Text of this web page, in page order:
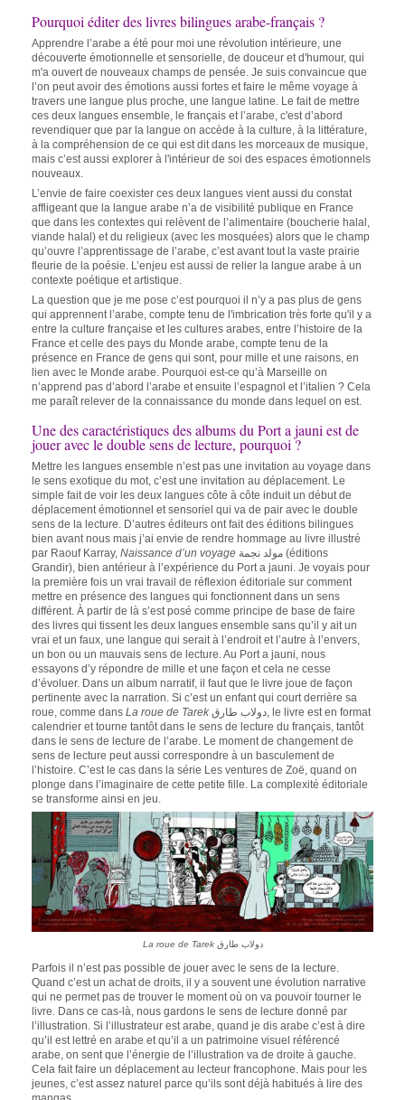
Pourquoi éditer des livres bilingues arabe-français ?
Apprendre l’arabe a été pour moi une révolution intérieure, une
découverte émotionnelle et sensorielle, de douceur et d'humour, qui
m'a ouvert de nouveaux champs de pensée. Je suis convaincue que
l’on peut avoir des émotions aussi fortes et faire le même voyage à
travers une langue plus proche, une langue latine. Le fait de mettre
ces deux langues ensemble, le français et l’arabe, c'est d’abord
revendiquer que par la langue on accède à la culture, à la littérature,
à la compréhension de ce qui est dit dans les morceaux de musique,
mais c’est aussi explorer à l'intérieur de soi des espaces émotionnels
nouveaux.
L’envie de faire coexister ces deux langues vient aussi du constat
affligeant que la langue arabe n’a de visibilité publique en France
que dans les contextes qui relèvent de l’alimentaire (boucherie halal,
viande halal) et du religieux (avec les mosquées) alors que le champ
qu’ouvre l’apprentissage de l’arabe, c’est avant tout la vaste prairie
fleurie de la poésie. L’enjeu est aussi de relier la langue arabe à un
contexte poétique et artistique.
La question que je me pose c’est pourquoi il n’y a pas plus de gens
qui apprennent l’arabe, compte tenu de l'imbrication très forte qu'il y a
entre la culture française et les cultures arabes, entre l’histoire de la
France et celle des pays du Monde arabe, compte tenu de la
présence en France de gens qui sont, pour mille et une raisons, en
lien avec le Monde arabe. Pourquoi est-ce qu’à Marseille on
n’apprend pas d’abord l’arabe et ensuite l’espagnol et l’italien ? Cela
me paraît relever de la connaissance du monde dans lequel on est.
Une des caractéristiques des albums du Port a jauni est de
jouer avec le double sens de lecture, pourquoi ?
Mettre les langues ensemble n’est pas une invitation au voyage dans
le sens exotique du mot, c’est une invitation au déplacement. Le
simple fait de voir les deux langues côte à côte induit un début de
déplacement émotionnel et sensoriel qui va de pair avec le double
sens de la lecture. D’autres éditeurs ont fait des éditions bilingues
bien avant nous mais j’ai envie de rendre hommage au livre illustré
par Raouf Karray, Naissance d’un voyage
Grandir), bien antérieur à l’expérience du Port a jauni. Je voyais pour
la première fois un vrai travail de réflexion éditoriale sur comment
mettre en présence des langues qui fonctionnent dans un sens
différent. À partir de là s’est posé comme principe de base de faire
des livres qui tissent les deux langues ensemble sans qu’il y ait un
vrai et un faux, une langue qui serait à l’endroit et l’autre à l’envers,
un bon ou un mauvais sens de lecture. Au Port a jauni, nous
essayons d’y répondre de mille et une façon et cela ne cesse
d’évoluer. Dans un album narratif, il faut que le livre joue de façon
pertinente avec la narration. Si c’est un enfant qui court derrière sa
roue, comme dans La roue de Tarek
calendrier et tourne tantôt dans le sens de lecture du français, tantôt
dans le sens de lecture de l’arabe. Le moment de changement de
sens de lecture peut aussi correspondre à un basculement de
l’histoire. C’est le cas dans la série Les ventures de Zoë, quand on
plonge dans l’imaginaire de cette petite fille. La complexité éditoriale
se transforme ainsi en jeu.
La roue de Tarek دولاب طارق
Parfois il n’est pas possible de jouer avec le sens de la lecture.
Quand c’est un achat de droits, il y a souvent une évolution narrative
qui ne permet pas de trouver le moment où on va pouvoir tourner le
livre. Dans ce cas-là, nous gardons le sens de lecture donné par
l’illustration. Si l’illustrateur est arabe, quand je dis arabe c’est à dire
qu’il est lettré en arabe et qu’il a un patrimoine visuel référencé
arabe, on sent que l’énergie de l’illustration va de droite à gauche.
Cela fait faire un déplacement au lecteur francophone. Mais pour les
jeunes, c’est assez naturel parce qu’ils sont déjà habitués à lire des